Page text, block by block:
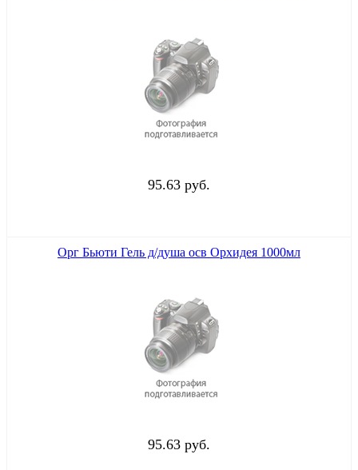
95.63 руб.
Орг Бьюти Гель д/душа осв Орхидея 1000мл
95.63 руб.